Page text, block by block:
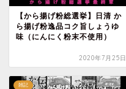
【から揚げ粉総選挙】日清 か
ら揚げ粉逸品コク旨しょうゆ
味（にんにく粉末不使用）
2020年7月25日
雑記